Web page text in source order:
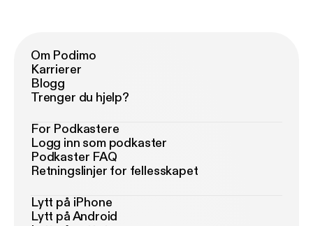
Om Podimo
Karrierer
Blogg
Trenger du hjelp?
For Podkastere
Logg inn som podkaster
Podkaster FAQ
Retningslinjer for fellesskapet
Lytt på iPhone
Lytt på Android